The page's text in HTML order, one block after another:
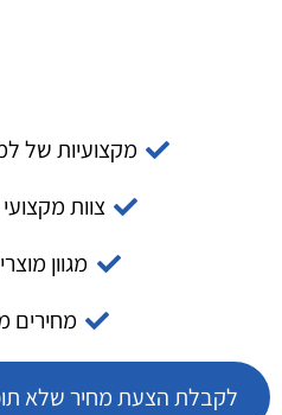
מקצועיות של
צוות
מגוון
מחירים
לקבלת הצעת מחיר שלא